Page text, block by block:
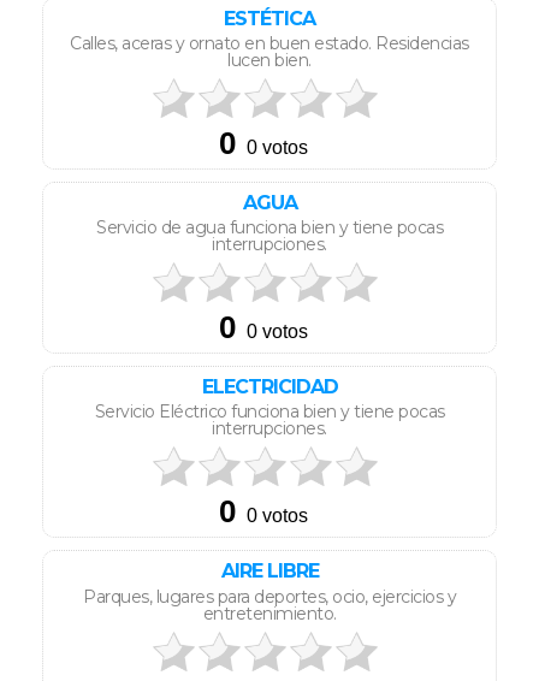
ESTÉTICA
Calles, aceras y ornato en buen estado. Residencias
lucen bien.
AGUA
Servicio de agua funciona bien y tiene pocas
interrupciones.
ELECTRICIDAD
Servicio Eléctrico funciona bien y tiene pocas
interrupciones.
AIRE LIBRE
Parques, lugares para deportes, ocio, ejercicios y
entretenimiento.